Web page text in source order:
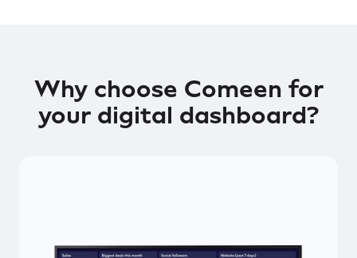
Why choose Comeen for
your digital dashboard?